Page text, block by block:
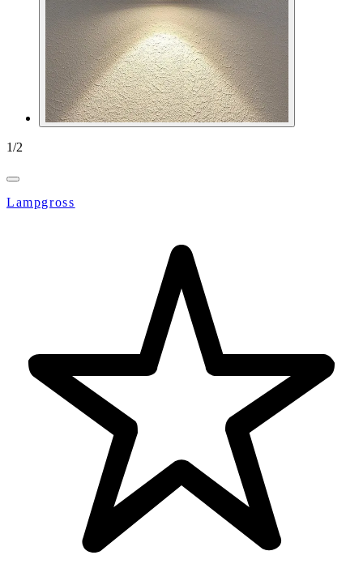
1/2
Lampgross